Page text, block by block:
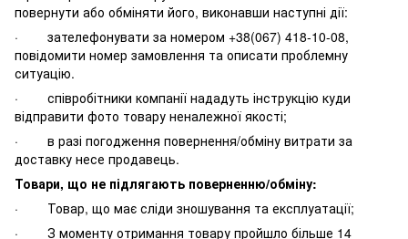
повернути або обміняти його, виконавши наступні дії:
· зателефонувати за номером +38(067) 418-10-08,
повідомити номер замовлення та описати проблемну
ситуацію.
· співробітники компанії нададуть інструкцію куди
відправити фото товару неналежної якості;
· в разі погодження повернення/обміну витрати за
доставку несе продавець.
Товари, що не підлягають поверненню/обміну:
· Товар, що має сліди зношування та експлуатації;
· З моменту отримання товару пройшло більше 14